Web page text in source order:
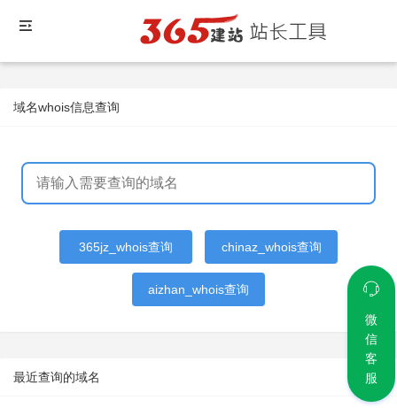
域名whois信息查询
365jz_whois查询 chinaz_whois查询
aizhan_whois查询
最近查询的域名
微
信
客
服